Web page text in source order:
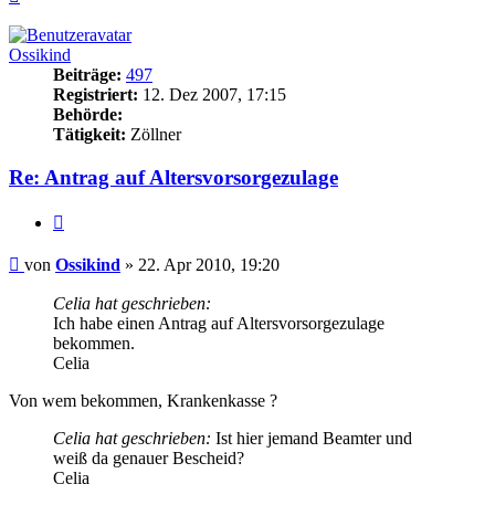
Ossikind
Beiträge: 497
Registriert: 12. Dez 2007, 17:15
Behörde:
Tätigkeit: Zöllner
Re: Antrag auf Altersvorsorgezulage
Beitrag
von Ossikind » 22. Apr 2010, 19:20
Celia hat geschrieben:
Ich habe einen Antrag auf Altersvorsorgezulage
bekommen.
Celia
Von wem bekommen, Krankenkasse ?
Celia hat geschrieben: Ist hier jemand Beamter und
weiß da genauer Bescheid?
Celia